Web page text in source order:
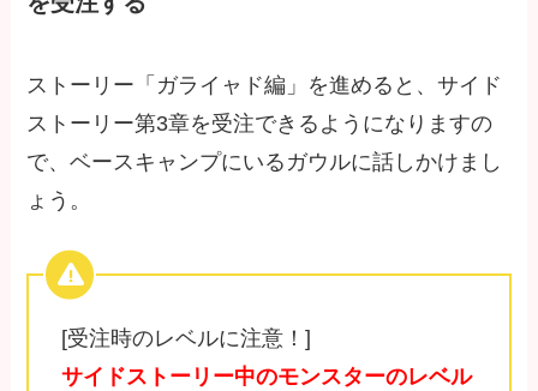
ストーリー「ガライャド編」を進めると、サイド
ストーリー第3章を受注できるようになりますの
で、ベースキャンプにいるガウルに話しかけまし
ょう。
[受注時のレベルに注意！]
サイドストーリー中のモンスターのレベル